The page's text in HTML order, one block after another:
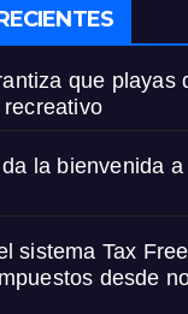
que playas
la bienvenida
sistema Tax
desde